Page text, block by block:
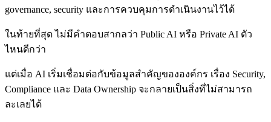
governance, security และการควบคุมการดำเนินงานไว้ได้
ในท้ายที่สุด ไม่มีคำตอบสากลว่า Public AI หรือ Private AI ตัว
ไหนดีกว่า
แต่เมื่อ AI เริ่มเชื่อมต่อกับข้อมูลสำคัญขององค์กร เรื่อง Security,
Compliance และ Data Ownership จะกลายเป็นสิ่งที่ไม่สามารถ
ละเลยได้